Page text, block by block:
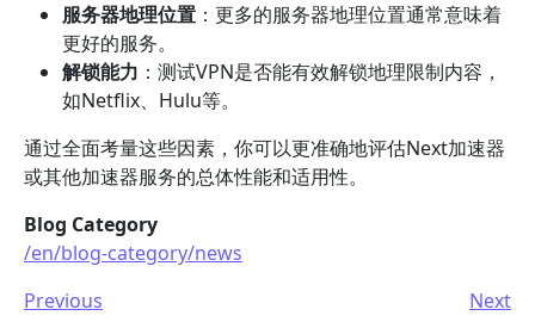
服务器地理位置 ：更多的服务器地理位置通常意味着
更好的服务。
解锁能力 ：测试VPN是否能有效解锁地理限制内容，
如Netflix、Hulu等。
通过全面考量这些因素，你可以更准确地评估Next加速器
或其他加速器服务的总体性能和适用性。
Blog Category
/en/blog-category/news
Previous
Next